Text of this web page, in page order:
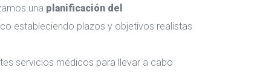
una planificación del
estableciendo plazos y objetivos realistas
servicios médicos para llevar a cabo